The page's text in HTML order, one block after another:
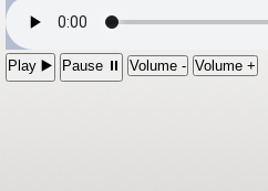
Play ▶️ Pause ⏸ Volume - Volume +